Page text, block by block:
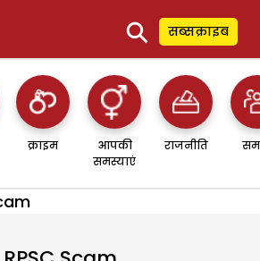
⚲ सब्सक्राइब
क्राइम
आपकी
समस्याएं
राजनीति